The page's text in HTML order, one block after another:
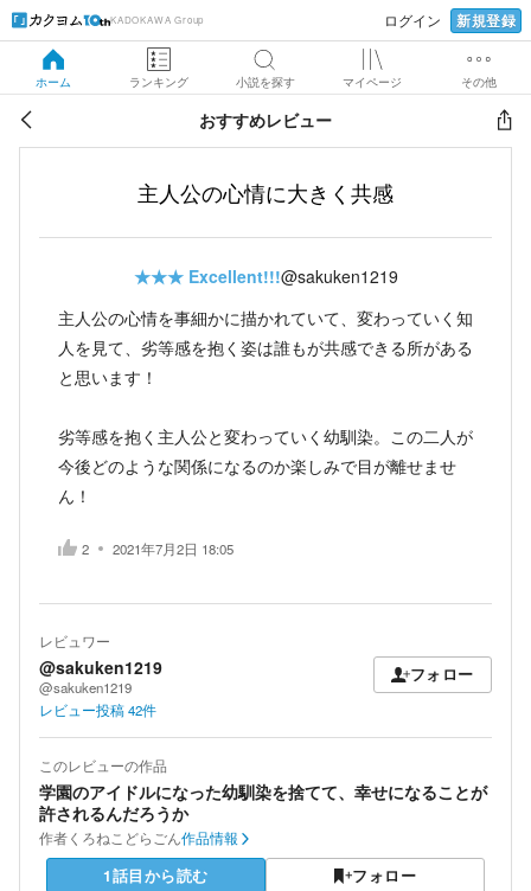
KADOKAWA Group ログイン 新規登録
ホーム ランキング 小説を探す マイページ その他
おすすめレビュー
主人公の心情に大きく共感
★★★ Excellent!!!@sakuken1219
主人公の心情を事細かに描かれていて、変わっていく知
人を見て、劣等感を抱く姿は誰もが共感できる所がある
と思います！
劣等感を抱く主人公と変わっていく幼馴染。この二人が
今後どのような関係になるのか楽しみで目が離せませ
ん！
2 2021年7月2日 18:05
レビュワー
@sakuken1219
@sakuken1219
フォロー
レビュー投稿42件
このレビューの作品
学園のアイドルになった幼馴染を捨てて、幸せになることが
許されるんだろうか
作者くろねこどらごん作品情報
1話目から読む フォロー